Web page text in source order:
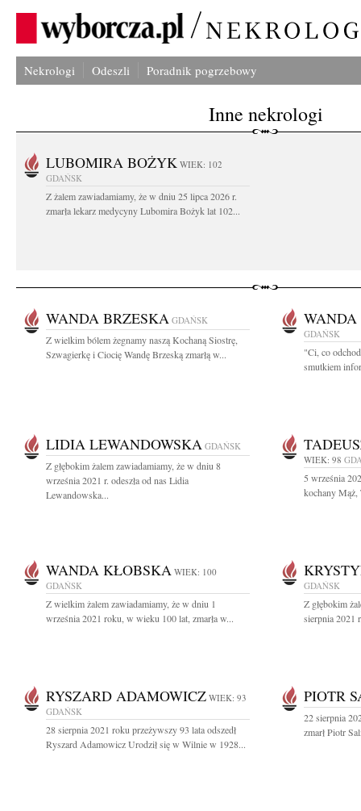
Nekrologi Odeszli Poradnik pogrzebowy
Inne nekrologi
LUBOMIRA BOŻYK WIEK: 102
GDAŃSK
Z żalem zawiadamiamy, że w dniu 25 lipca 2026 r.
zmarła lekarz medycyny Lubomira Bożyk lat 102...
WANDA BRZESKA GDAŃSK
Z wielkim bólem żegnamy naszą Kochaną Siostrę,
Szwagierkę i Ciocię Wandę Brzeską zmarłą w...
GDAŃSK
"Ci, co
smutkiem
LIDIA LEWANDOWSKA GDAŃSK
Z głębokim żalem zawiadamiamy, że w dniu 8
września 2021 r. odeszła od nas Lidia
Lewandowska...
WIEK: 98
5 września
kochany Mąż,
WANDA KŁOBSKA WIEK: 100
GDAŃSK
Z wielkim żalem zawiadamiamy, że w dniu 1
września 2021 roku, w wieku 100 lat, zmarła w...
GDAŃSK
Z głębokim
sierpnia 2021
RYSZARD ADAMOWICZ WIEK: 93
GDAŃSK
28 sierpnia 2021 roku przeżywszy 93 lata odszedł
Ryszard Adamowicz Urodził się w Wilnie w 1928...
PIOTR
22 sierpnia
zmarł Piotr